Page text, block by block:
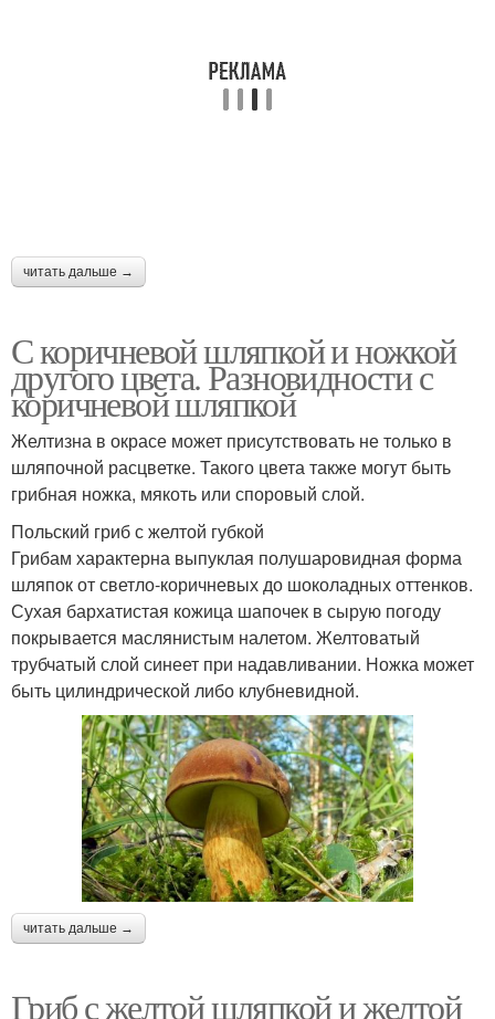
Гриб за сутки
грибами
Блюда с лесными
грибами
стиле
Грибы с луком Гриб перед жаркой
Грибы в польше Несъедобные грибы
Грибы в картинках
читать дальше →
С коричневой шляпкой и ножкой
другого цвета. Разновидности с
коричневой шляпкой
Желтизна в окрасе может присутствовать не только в
шляпочной расцветке. Такого цвета также могут быть
грибная ножка, мякоть или споровый слой.
Польский гриб с желтой губкой
Грибам характерна выпуклая полушаровидная форма
шляпок от светло-коричневых до шоколадных оттенков.
Сухая бархатистая кожица шапочек в сырую погоду
покрывается маслянистым налетом. Желтоватый
трубчатый слой синеет при надавливании. Ножка может
быть цилиндрической либо клубневидной.
читать дальше →
Гриб с желтой шляпкой и желтой